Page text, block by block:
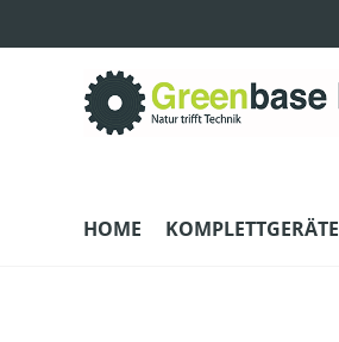
HOME KOMPLETTGERÄTE